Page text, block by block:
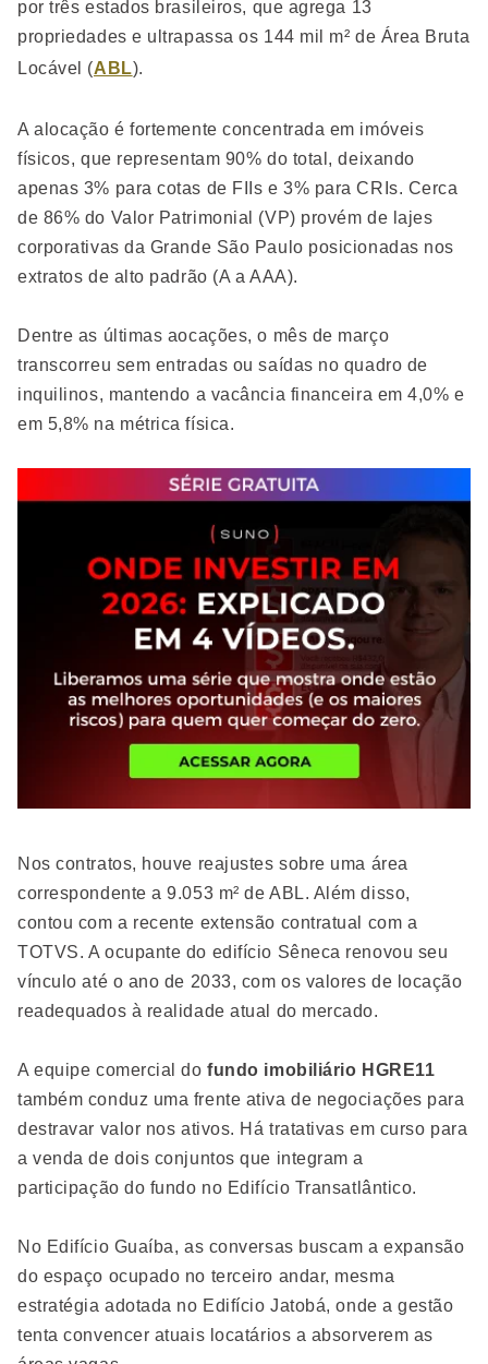
por três estados brasileiros, que agrega 13
propriedades e ultrapassa os 144 mil m² de Área Bruta
Locável (ABL).
A alocação é fortemente concentrada em imóveis
físicos, que representam 90% do total, deixando
apenas 3% para cotas de FIIs e 3% para CRIs. Cerca
de 86% do Valor Patrimonial (VP) provém de lajes
corporativas da Grande São Paulo posicionadas nos
extratos de alto padrão (A a AAA).
Dentre as últimas aocações, o mês de março
transcorreu sem entradas ou saídas no quadro de
inquilinos, mantendo a vacância financeira em 4,0% e
em 5,8% na métrica física.
Nos contratos, houve reajustes sobre uma área
correspondente a 9.053 m² de ABL. Além disso,
contou com a recente extensão contratual com a
TOTVS. A ocupante do edifício Sêneca renovou seu
vínculo até o ano de 2033, com os valores de locação
readequados à realidade atual do mercado.
A equipe comercial do fundo imobiliário HGRE11
também conduz uma frente ativa de negociações para
destravar valor nos ativos. Há tratativas em curso para
a venda de dois conjuntos que integram a
participação do fundo no Edifício Transatlântico.
No Edifício Guaíba, as conversas buscam a expansão
do espaço ocupado no terceiro andar, mesma
estratégia adotada no Edifício Jatobá, onde a gestão
tenta convencer atuais locatários a absorverem as